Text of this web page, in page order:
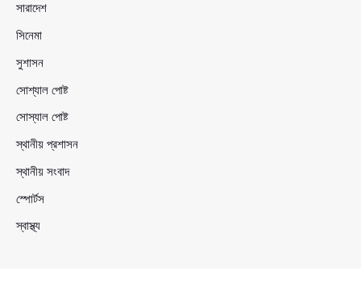
সারাদেশ
সিনেমা
সুশাসন
সোশ্যাল পোষ্ট
সোস্যাল পোষ্ট
স্থানীয় প্রশাসন
স্থানীয় সংবাদ
স্পোর্টস
স্বাস্থ্য